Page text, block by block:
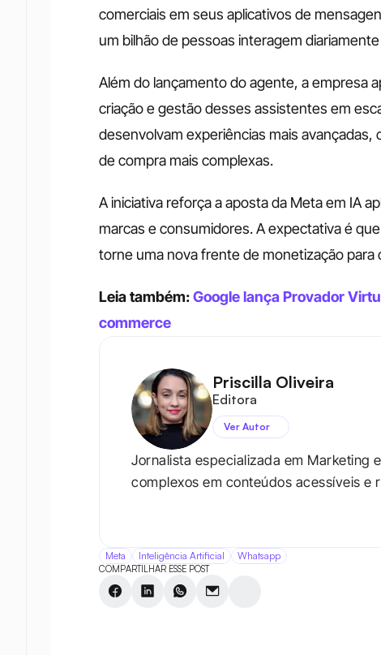
comerciais em seus aplicativos de
um bilhão de pessoas interagem
Além do lançamento do agente, a empresa
criação e gestão desses assistentes em
desenvolvam experiências mais
de compra mais complexas.
A iniciativa reforça a aposta da Meta em IA
marcas e consumidores. A expectativa é
torne uma nova frente de monetização
Leia também: Google lança Provador
commerce
Meta Inteligência Artificial Whatsapp
COMPARTILHAR ESSE POST
Priscilla Oliveira
Editora
Ver Autor
Jornalista especializada em Marketing
complexos em conteúdos acessíveis e